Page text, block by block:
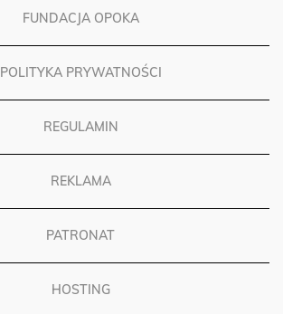
FUNDACJA OPOKA
POLITYKA PRYWATNOŚCI
REGULAMIN
REKLAMA
PATRONAT
HOSTING